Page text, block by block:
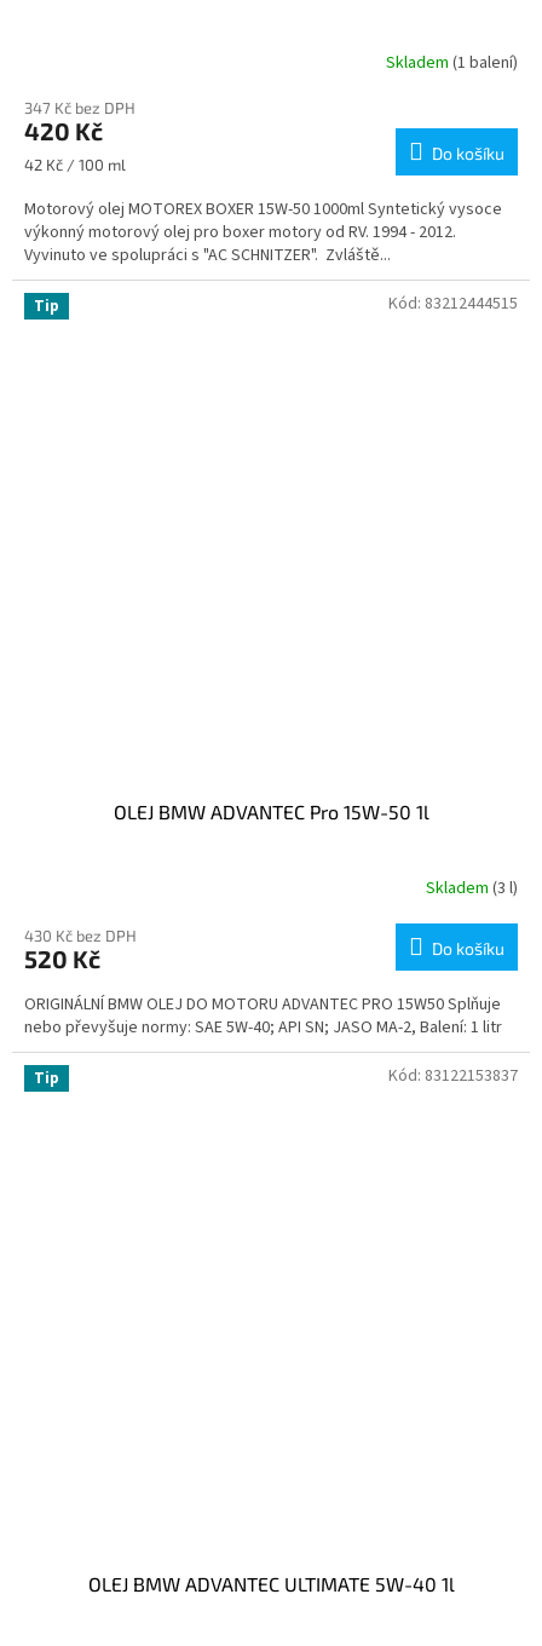
Skladem (1 balení)
347 Kč bez DPH
420 Kč
Měrná
42 Kč / 100 ml
Do košíku
Motorový olej MOTOREX BOXER 15W-50 1000ml Syntetický vysoce
výkonný motorový olej pro boxer motory od RV. 1994 - 2012.
Vyvinuto ve spolupráci s "AC SCHNITZER". Zvláště...
Tip
OLEJ BMW ADVANTEC Pro 15W-50 1l
Skladem (3 l)
430 Kč bez DPH
520 Kč Do košíku
ORIGINÁLNÍ BMW OLEJ DO MOTORU ADVANTEC PRO 15W50 Splňuje
nebo převyšuje normy: SAE 5W-40; API SN; JASO MA-2, Balení: 1 litr
Kód: 83212444515
Tip
OLEJ BMW ADVANTEC ULTIMATE 5W-40 1l
Kód: 83122153837